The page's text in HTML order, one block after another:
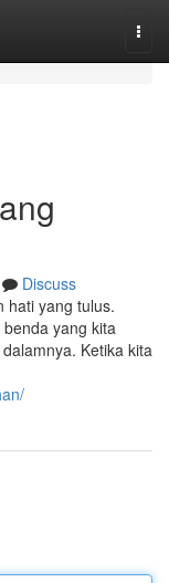
Discuss
hati yang tulus.
yang kita
Ketika kita